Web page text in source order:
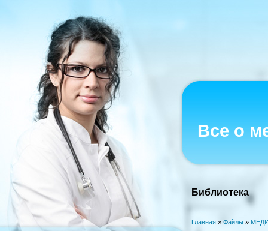
Все о
Библиотека
Главная » Файлы »